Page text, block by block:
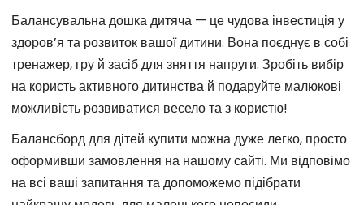
Балансувальна дошка дитяча — це чудова інвестиція у
здоров’я та розвиток вашої дитини. Вона поєднує в собі
тренажер, гру й засіб для зняття напруги. Зробіть вибір
на користь активного дитинства й подаруйте малюкові
можливість розвиватися весело та з користю!
Балансборд для дітей купити можна дуже легко, просто
оформивши замовлення на нашому сайті. Ми відповімо
на всі ваші запитання та допоможемо підібрати